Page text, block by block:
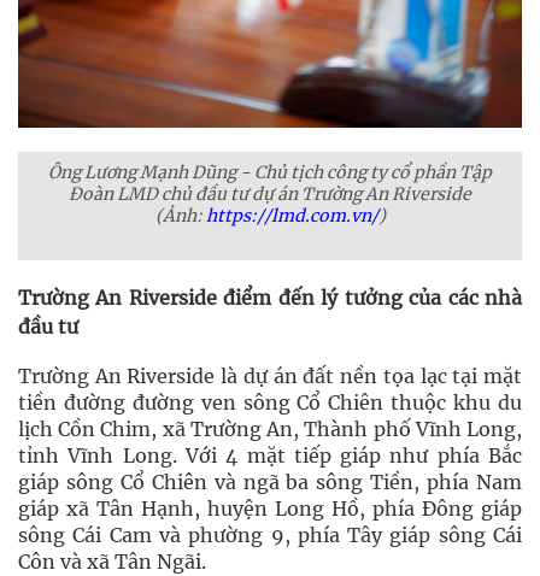
Ông Lương Mạnh Dũng - Chủ tịch công ty cổ phần Tập
Đoàn LMD chủ đầu tư dự án Trường An Riverside
(Ảnh:https://lmd.com.vn/)
Trường An Riverside điểm đến lý tưởng của các nhà
đầu tư
Trường An Riverside là dự án đất nền tọa lạc tại mặt
tiền đường đường ven sông Cổ Chiên thuộc khu du
lịch Cồn Chim, xã Trường An, Thành phố Vĩnh Long,
tỉnh Vĩnh Long. Với 4 mặt tiếp giáp như phía Bắc
giáp sông Cổ Chiên và ngã ba sông Tiền, phía Nam
giáp xã Tân Hạnh, huyện Long Hồ, phía Đông giáp
sông Cái Cam và phường 9, phía Tây giáp sông Cái
Côn và xã Tân Ngãi.